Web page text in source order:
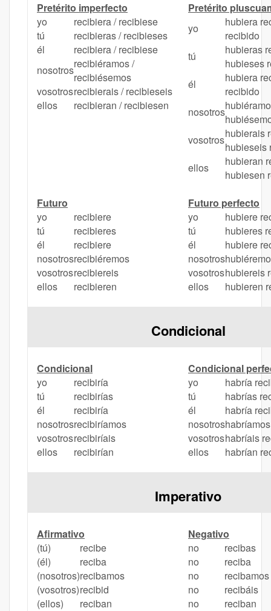
Pretérito imperfecto
yo
recibiera / recibiese
tú
recibieras / recibieses
él
recibiera / recibiese
nosotrosrecibiéramos /
recibiésemos
vosotrosrecibierais / recibieseis
ellos
recibieran / recibiesen
Pretérito
yo
hubiera
recibido
tú
hubieras
hubieses
él
hubiera
recibido
nosotros
vosotroshubierais
hubieseis
ellos
hubieran
hubiesen
Futuro
yo
recibiere
tú
recibieres
él
recibiere
nosotrosrecibiéremos
vosotrosrecibiereis
ellos
recibieren
Futuro perfecto
yo
hubiere
tú
hubieres
él
hubiere
nosotros
vosotroshubiereis
ellos
hubieren
Condicional
Condicional
yo
recibiría
tú
recibirías
él
recibiría
nosotrosrecibiríamos
vosotrosrecibiríais
ellos
recibirían
Condicional
yo
habría
tú
habrías
él
habría
nosotros
vosotroshabríais
ellos
habrían
Imperativo
Afirmativo
(tú)
recibe
(él)
reciba
(nosotros)recibamos
(vosotros)recibid
(ellos)
reciban
Negativo
no
recibas
no
reciba
no
recibamos
no
recibáis
no
reciban